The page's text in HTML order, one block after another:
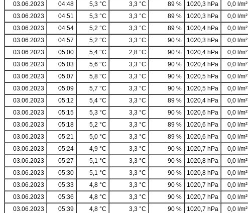
03.06.2023
04:48 5,3 °C 3,3 °C 89 % 1020,3 hPa 0,0 l/m²
03.06.2023
04:51 5,3 °C 3,3 °C 89 % 1020,3 hPa 0,0 l/m²
03.06.2023
04:54 5,2 °C 3,3 °C 89 % 1020,4 hPa 0,0 l/m²
03.06.2023
04:57 5,2 °C 3,3 °C 90 % 1020,3 hPa 0,0 l/m²
03.06.2023
05:00 5,4 °C 2,8 °C 90 % 1020,4 hPa 0,0 l/m²
03.06.2023
05:03 5,6 °C 3,3 °C 90 % 1020,4 hPa 0,0 l/m²
03.06.2023
05:07 5,8 °C 3,3 °C 90 % 1020,5 hPa 0,0 l/m²
03.06.2023
05:09 5,7 °C 3,3 °C 90 % 1020,5 hPa 0,0 l/m²
03.06.2023
05:12 5,4 °C 3,3 °C 89 % 1020,4 hPa 0,0 l/m²
03.06.2023
05:15 5,3 °C 3,3 °C 90 % 1020,6 hPa 0,0 l/m²
03.06.2023
05:18 5,2 °C 3,3 °C 89 % 1020,6 hPa 0,0 l/m²
03.06.2023
05:21 5,0 °C 3,3 °C 89 % 1020,6 hPa 0,0 l/m²
03.06.2023
05:24 4,9 °C 3,3 °C 90 % 1020,7 hPa 0,0 l/m²
03.06.2023
05:27 5,1 °C 3,3 °C 90 % 1020,8 hPa 0,0 l/m²
03.06.2023
05:30 5,1 °C 3,3 °C 90 % 1020,8 hPa 0,0 l/m²
03.06.2023
05:33 4,8 °C 3,3 °C 90 % 1020,7 hPa 0,0 l/m²
03.06.2023
05:36 4,8 °C 3,3 °C 90 % 1020,7 hPa 0,0 l/m²
03.06.2023
05:39 4,8 °C 3,3 °C 90 % 1020,7 hPa 0,0 l/m²